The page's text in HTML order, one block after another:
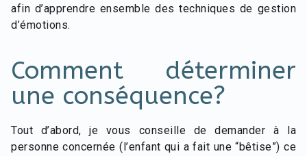
afin d’apprendre ensemble des techniques de gestion
d’émotions.
Comment déterminer
une conséquence?
Tout d’abord, je vous conseille de demander à la
personne concernée (l’enfant qui a fait une “bêtise”) ce